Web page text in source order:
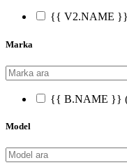
{{ V2.NAME }}
Marka
{{ B.NAME }}
Model